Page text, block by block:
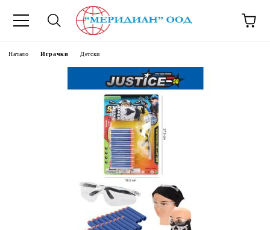
Начало Играчки Детски